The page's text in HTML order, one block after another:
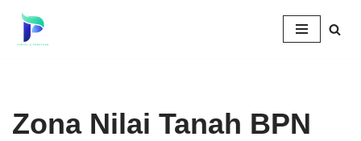
Skip
Zona Nilai Tanah BPN